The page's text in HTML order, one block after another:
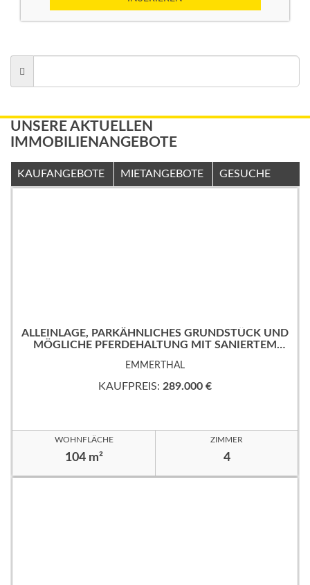
UNSERE AKTUELLEN
IMMOBILIENANGEBOTE
KAUFANGEBOTE MIETANGEBOTE GESUCHE
ALLEINLAGE, PARKÄHNLICHES GRUNDSTÜCK UND
MÖGLICHE PFERDEHALTUNG MIT SANIERTEM
EMMERTHAL
KAUFPREIS: 289.000 €
WOHNFLÄCHE
104 m²
ZIMMER
4